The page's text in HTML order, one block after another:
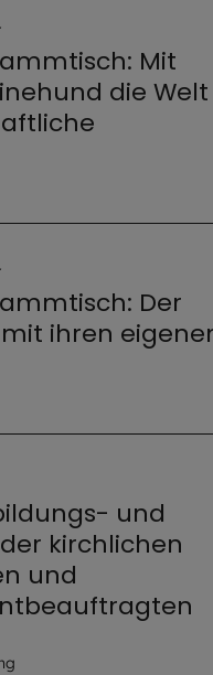
Mit
die Welt
Der
ihren
und
kirchlichen
und